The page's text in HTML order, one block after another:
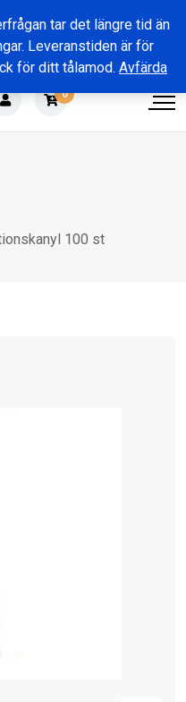
tar det längre tid än
Leveranstiden är för
för ditt tålamod. Avfärda
0
100 st